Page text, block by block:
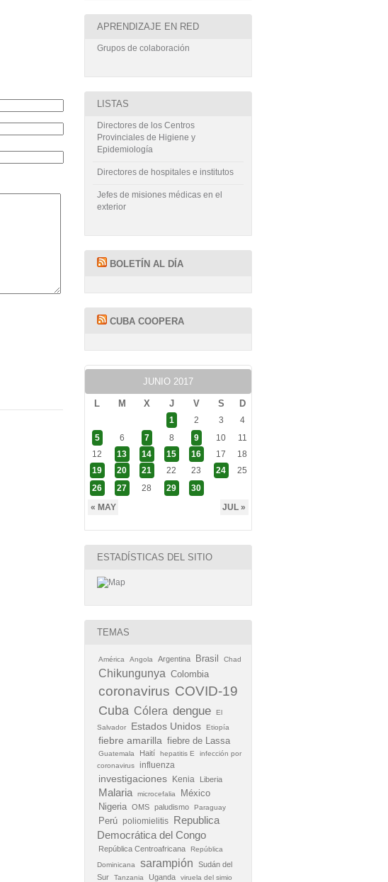
APRENDIZAJE EN RED
Grupos de colaboración
LISTAS
Directores de los Centros
Provinciales de Higiene y
Epidemiología
Directores de hospitales e institutos
Jefes de misiones médicas en el
exterior
BOLETÍN AL DÍA
CUBA COOPERA
JUNIO 2017
L M X J V S D
« MAY JUL »
1 2 3
4
5
6 7 8 9 10
11
12
13 14 15 16 17
18
19
20 21 22 23 24
25
26
27 28 29 30
ESTADÍSTICAS DEL SITIO
TEMAS
América Angola Argentina Brasil Chad
Chikungunya Colombia
coronavirus COVID-19
Cuba Cólera dengue
El
Salvador
Estados Unidos Etiopía
fiebre amarilla fiebre de Lassa
Guatemala Haití hepatitis E
infección por
coronavirus
influenza
investigaciones Kenia Liberia
Malaria microcefalia México
Nigeria OMS paludismo Paraguay
Perú poliomielitis
Republica
Democrática del Congo
República Centroafricana
República
Dominicana
sarampión
Sudán del
Sur
Tanzania Uganda viruela del simio